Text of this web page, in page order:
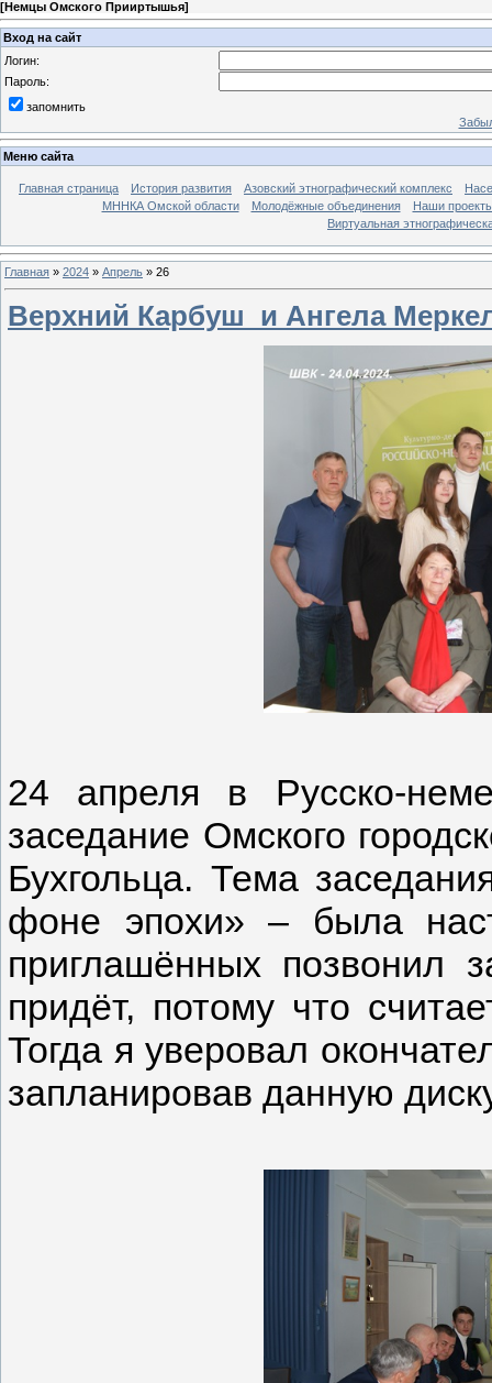
[Немцы Омского Прииртышья]
Вход на сайт
Логин:
Пароль:
запомнить
Меню сайта
Главная страница История развития Азовский этнографический комплекс
МННКА Омской области
Молодёжные объединения
Наши
Виртуальная
Главная » 2024 » Апрель » 26
Верхний Карбуш и Ангела
24 апреля в Русско-
заседание Омского
Бухгольца. Тема
фоне эпохи» – была
приглашённых позвонил
придёт, потому что
Тогда я уверовал
запланировав данную